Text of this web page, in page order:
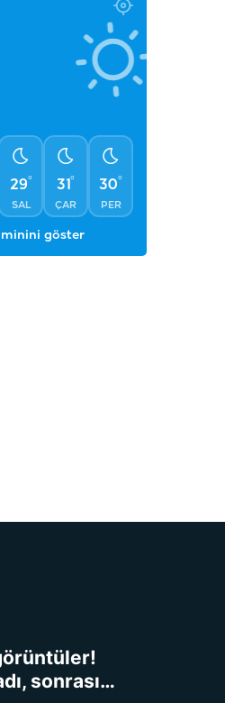
29°
SAL
31°
ÇAR
30°
PER
göster
sonrası…